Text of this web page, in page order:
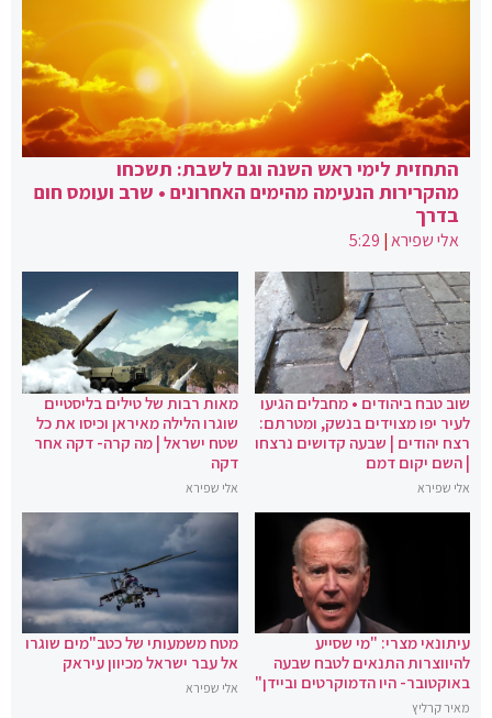
התחזית לימי ראש השנה וגם לשבת: תשכחו
מהקרירות הנעימה מהימים האחרונים • שרב ועומס חום
בדרך
אלי שפירא|
5:29
שוב טבח ביהודים • מחבלים הגיעו
לעיר יפו מצוידים בנשק, ומטרתם:
רצח יהודים | שבעה קדושים נרצחו
| השם יקום דמם
אלי שפירא
מאות רבות של טילים בליסטיים
שוגרו הלילה מאיראן וכיסו את כל
שטח ישראל | מה קרה- דקה אחר
דקה
אלי שפירא
עיתונאי מצרי: "מי שסייע
להיווצרות התנאים לטבח שבעה
באוקטובר- היו הדמוקרטים וביידן"
מאיר קרליץ
מטח משמעותי של כטב"מים שוגרו
אל עבר ישראל מכיוון עיראק
אלי שפירא